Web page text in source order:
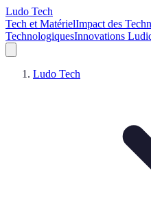
Ludo Tech
Tech et MatérielImpact des
TechnologiquesInnovations
Ludo Tech